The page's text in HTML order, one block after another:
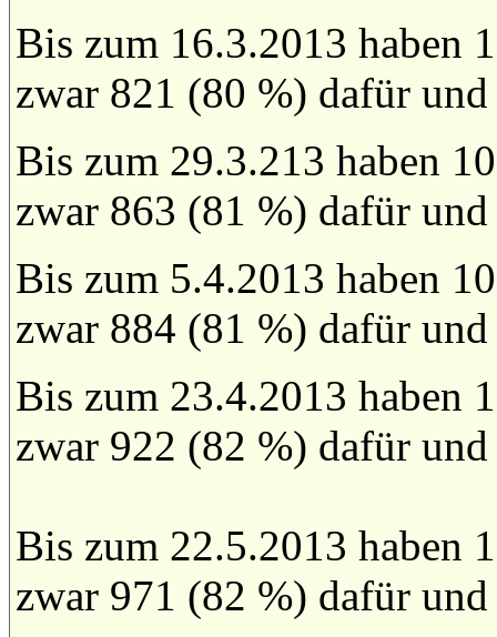
Bis zum 16.3.2013 haben
zwar 821 (80 %) dafür
Bis zum 29.3.213 haben
zwar 863 (81 %) dafür
Bis zum 5.4.2013 haben
zwar 884 (81 %) dafür
Bis zum 23.4.2013 haben
zwar 922 (82 %) dafür
Bis zum 22.5.2013 haben
zwar 971 (82 %) dafür